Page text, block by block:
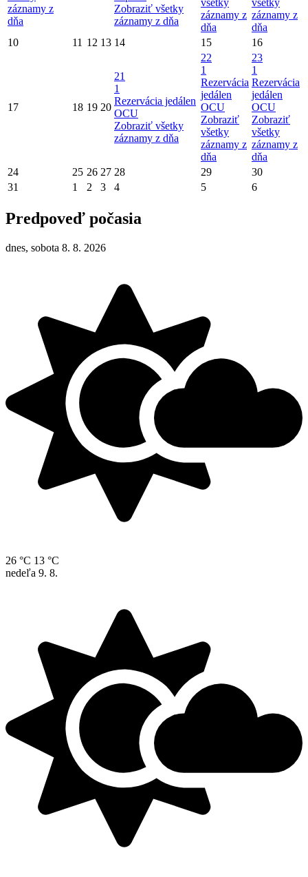
záznamy z
dňa
Zobraziť všetky
záznamy z dňa
záznamy z
dňa
záznamy z
dňa
10
11 12 13 14 15 16
17 18 19 20
21
1
Rezervácia jedálen
OCU
Zobraziť všetky
záznamy z dňa
22
1
Rezervácia
jedálen
OCU
Zobraziť
všetky
záznamy z
dňa
23
1
Rezervácia
jedálen
OCU
Zobraziť
všetky
záznamy z
dňa
24
25 26 27 28 29
30
31
1 2 3 4 5 6
Predpoveď počasia
dnes, sobota 8. 8. 2026
26 °C 13 °C
nedeľa 9. 8.